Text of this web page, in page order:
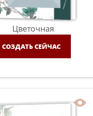
Цветочная
СОЗДАТЬ СЕЙЧАС